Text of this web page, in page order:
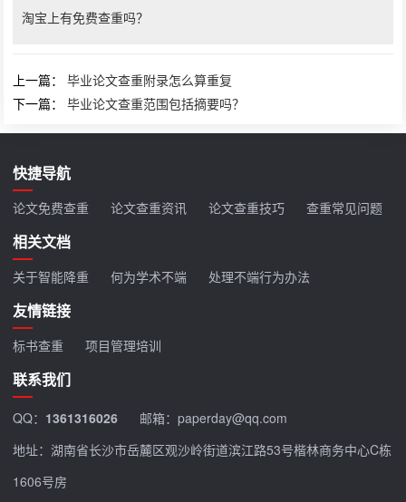
淘宝上有免费查重吗？
上一篇：毕业论文查重附录怎么算重复
下一篇：毕业论文查重范围包括摘要吗？
快捷导航
论文免费查重 论文查重资讯 论文查重技巧 查重常见问题
相关文档
关于智能降重 何为学术不端 处理不端行为办法
友情链接
标书查重 项目管理培训
联系我们
QQ： 1361316026
邮箱：paperday@qq.com
地址：湖南省长沙市岳麓区观沙岭街道滨江路53号楷林商务中心C栋
1606号房